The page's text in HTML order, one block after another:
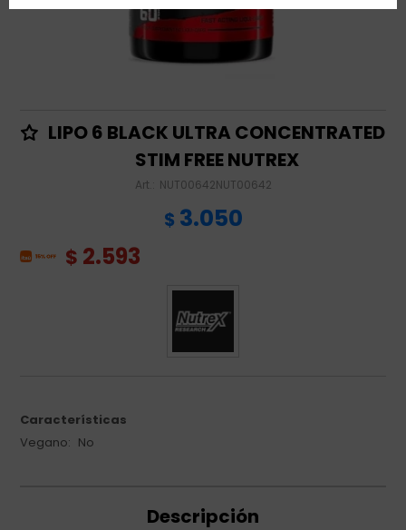
LIPO 6 BLACK ULTRA CONCENTRATED
STIM FREE NUTREX
NUT00642NUT00642
$ 3.050
$ 2.593
Características
Vegano
No
Descripción